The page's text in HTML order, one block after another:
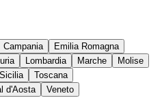
Campania
Emilia Romagna
Lombardia Marche
Molise
Sicilia
Toscana
d'Aosta Veneto